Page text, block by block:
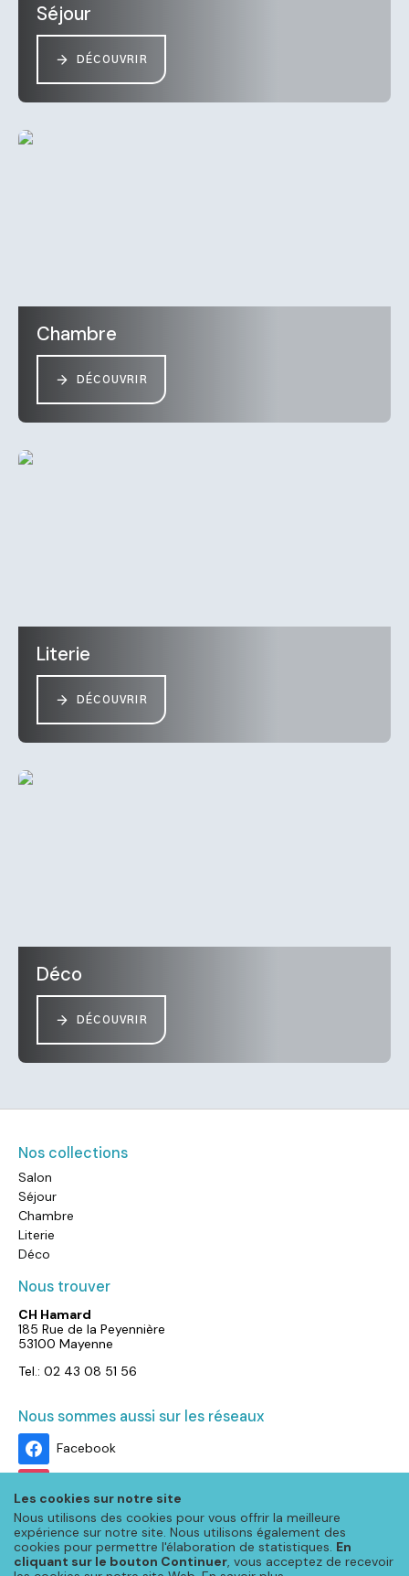
Les cookies sur notre site
Nous utilisons des cookies pour vous offrir la meilleure
expérience sur notre site. Nous utilisons également des
cookies pour permettre l'élaboration de statistiques. En
cliquant sur le bouton Continuer, vous acceptez de recevoir
Séjour
DÉCOUVRIR
Chambre
DÉCOUVRIR
Literie
DÉCOUVRIR
Déco
DÉCOUVRIR
Nos collections
Salon
Séjour
Chambre
Literie
Déco
Nous trouver
CH Hamard
185 Rue de la Peyennière
53100 Mayenne
Tel.: 02 43 08 51 56
Nous sommes aussi sur les réseaux
Facebook